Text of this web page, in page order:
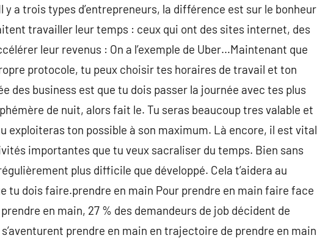
y a trois types d’entrepreneurs, la différence est sur le bonheur
travailler leur temps : ceux qui ont des sites internet, des
leur revenus : On a l’exemple de Uber…Maintenant que
protocole, tu peux choisir tes horaires de travail et ton
des business est que tu dois passer la journée avec tes plus
de nuit, alors fait le. Tu seras beaucoup tres valable et
exploiteras ton possible à son maximum. Là encore, il est vital
importantes que tu veux sacraliser du temps. Bien sans
plus difficile que développé. Cela t’aidera au
tu dois faire.prendre en main Pour prendre en main faire face
en main, 27 % des demandeurs de job décident de
prendre en main en trajectoire de prendre en main